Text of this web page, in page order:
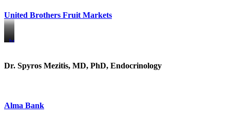
United Brothers Fruit Markets
https://www.unitedbrothersfruitmarkets.com/
https://www.unitedbrothersfruitmarkets.com/
Dr. Spyros Mezitis, MD, PhD, Endocrinology
Alma Bank